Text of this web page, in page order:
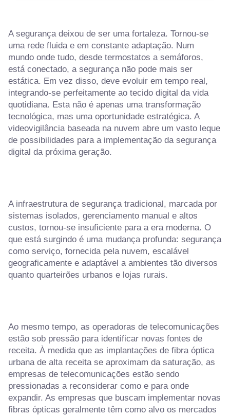
A segurança deixou de ser uma fortaleza. Tornou-se
uma rede fluida e em constante adaptação. Num
mundo onde tudo, desde termostatos a semáforos,
está conectado, a segurança não pode mais ser
estática. Em vez disso, deve evoluir em tempo real,
integrando-se perfeitamente ao tecido digital da vida
quotidiana. Esta não é apenas uma transformação
tecnológica, mas uma oportunidade estratégica. A
videovigilância baseada na nuvem abre um vasto leque
de possibilidades para a implementação da segurança
digital da próxima geração.
A infraestrutura de segurança tradicional, marcada por
sistemas isolados, gerenciamento manual e altos
custos, tornou-se insuficiente para a era moderna. O
que está surgindo é uma mudança profunda: segurança
como serviço, fornecida pela nuvem, escalável
geograficamente e adaptável a ambientes tão diversos
quanto quarteirões urbanos e lojas rurais.
Ao mesmo tempo, as operadoras de telecomunicações
estão sob pressão para identificar novas fontes de
receita. À medida que as implantações de fibra óptica
urbana de alta receita se aproximam da saturação, as
empresas de telecomunicações estão sendo
pressionadas a reconsiderar como e para onde
expandir. As empresas que buscam implementar novas
fibras ópticas geralmente têm como alvo os mercados